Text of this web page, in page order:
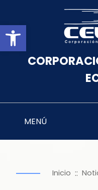
Abrir barra
MENÚ
Inicio ::